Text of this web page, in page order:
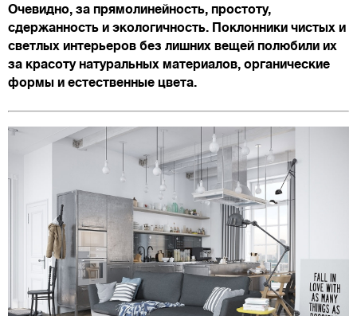
Очевидно, за прямолинейность, простоту,
сдержанность и экологичность. Поклонники чистых и
светлых интерьеров без лишних вещей полюбили их
за красоту натуральных материалов, органические
формы и естественные цвета.